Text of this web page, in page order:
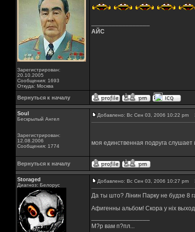
Зарегистрирован:
20.10.2005
Сообщения: 1693
Откуда: Москва
АЙС
Вернуться к началу
Soul
Бескрылый Ангел
Зарегистрирован:
12.08.2006
Сообщения: 1774
Добавлено: Вс Сен 03, 2006 10:22 pm
моя единственная подруга
Вернуться к началу
Storaged
Диагноз: Белорус
Добавлено: Вс Сен 03, 2006 10:27 pm
Да ты што? Лiнин Парку не будзе 8
Афигенны альбом! Скора у нiх
М?р вам п?пл...